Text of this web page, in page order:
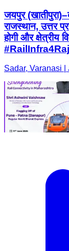
जयपुर
राजस्थान, उत्तर
होगी और क्षेत्रीय
Sadar, Varanasi |